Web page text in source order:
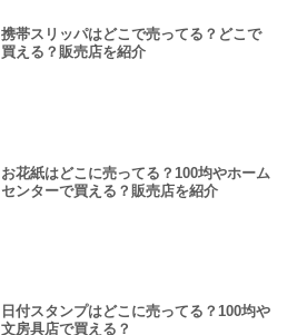
携帯スリッパはどこで売ってる？どこで
買える？販売店を紹介
お花紙はどこに売ってる？100均やホーム
センターで買える？販売店を紹介
日付スタンプはどこに売ってる？100均や
文房具店で買える？